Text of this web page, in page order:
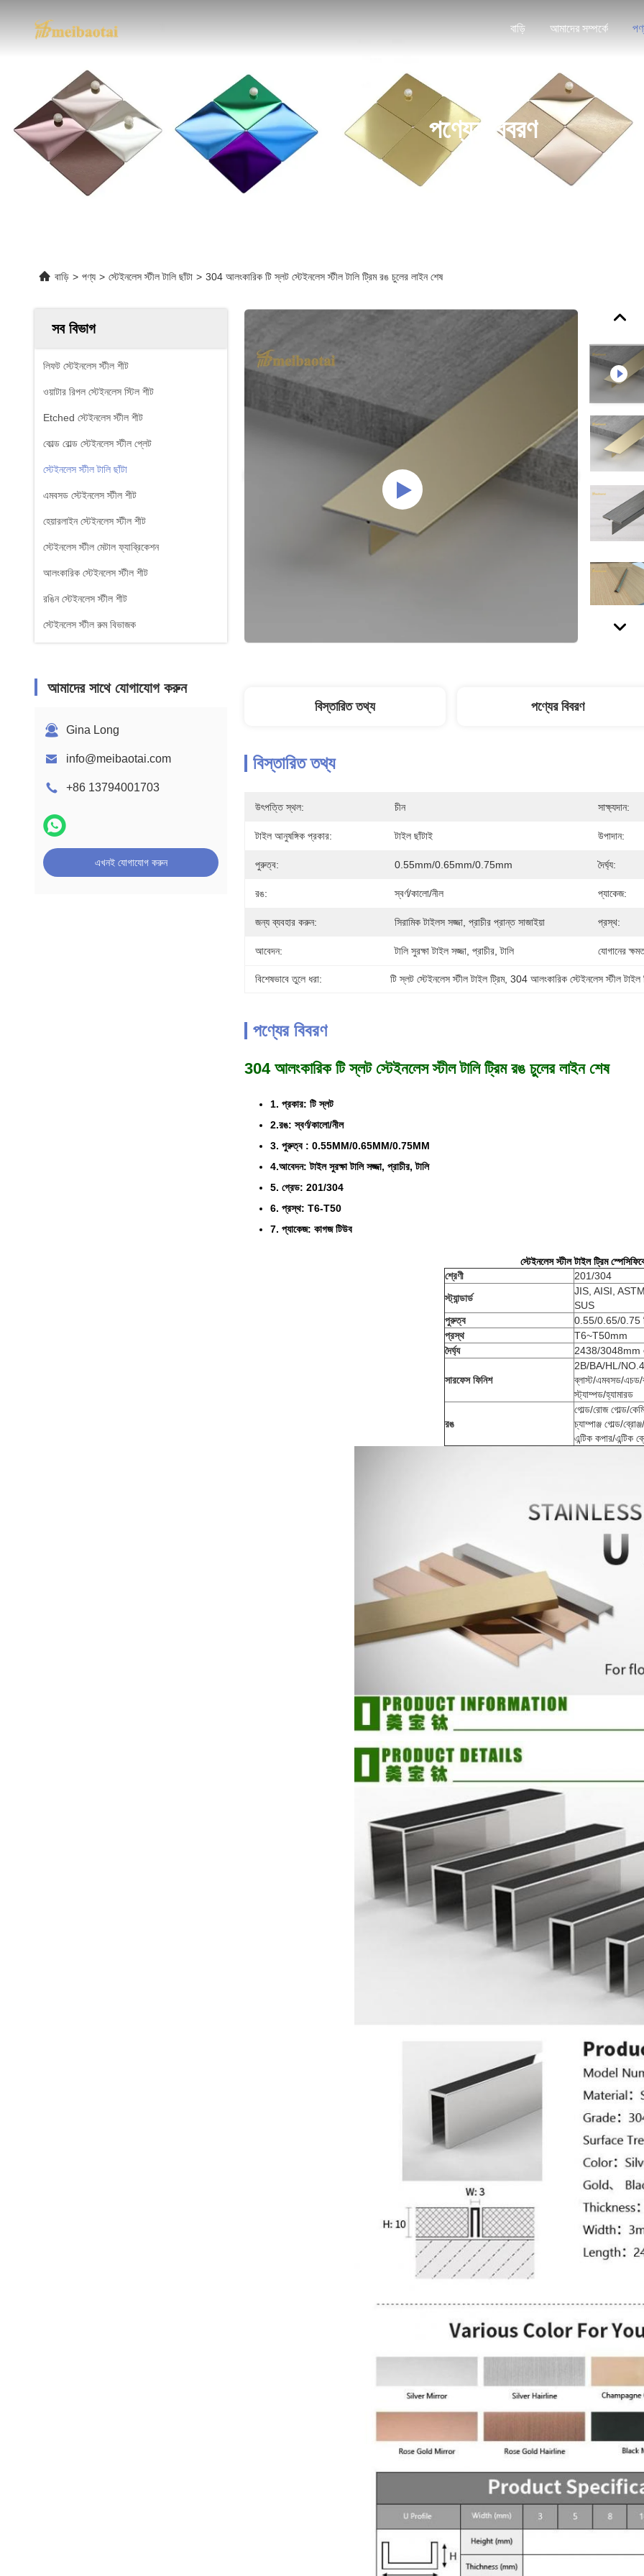
বাড়ি আমাদের সম্পর্কে
পণ্যের বিবরণ
বাড়ি > পণ্য > স্টেইনলেস স্টীল টালি ছাঁটা > 304 আলংকারিক টি স্লট স্টেইনলেস স্টীল টালি ট্রিম রঙ চুলের লাইন শেষ
সব বিভাগ
লিফট স্টেইনলেস স্টীল শীট
ওয়াটার রিপল স্টেইনলেস স্টিল শীট
Etched স্টেইনলেস স্টীল শীট
কোল্ড রোল্ড স্টেইনলেস স্টীল প্লেট
স্টেইনলেস স্টীল টালি ছাঁটা
এমবসড স্টেইনলেস স্টীল শীট
হেয়ারলাইন স্টেইনলেস স্টীল শীট
স্টেইনলেস স্টীল মেটাল ফ্যাব্রিকেশন
আলংকারিক স্টেইনলেস স্টীল শীট
রঙিন স্টেইনলেস স্টীল শীট
স্টেইনলেস স্টীল রুম বিভাজক
আমাদের সাথে যোগাযোগ করুন
Gina Long
info@meibaotai.com
+86 13794001703
এখনই যোগাযোগ করুন
বিস্তারিত তথ্য পণ্যের বিবরণ
বিস্তারিত তথ্য
উৎপত্তি স্থল: চীন সাক্ষ্যদান:
টাইল আনুষঙ্গিক প্রকার: টাইল ছাঁটাই উপাদান:
পুরুত্ব: 0.55mm/0.65mm/0.75mm দৈর্ঘ্য:
রঙ: স্বর্ণ/কালো/নীল প্যাকেজ:
জন্য ব্যবহার করুন: সিরামিক টাইলস সজ্জা, প্রাচীর প্রান্ত সাজাইয়া প্রস্থ:
আবেদন: টালি সুরক্ষা টাইল সজ্জা, প্রাচীর, টালি যোগানের
বিশেষভাবে তুলে ধরা: টি স্লট স্টেইনলেস স্টীল টাইল ট্রিম, 304 আলংকারিক স্টেইনলেস স্টীল টাইল
পণ্যের বিবরণ
304 আলংকারিক টি স্লট স্টেইনলেস স্টীল টালি ট্রিম রঙ চুলের লাইন শেষ
1. প্রকার: টি স্লট
2.রঙ: স্বর্ণ/কালো/নীল
3. পুরুত্ব : 0.55MM/0.65MM/0.75MM
4.আবেদন: টাইল সুরক্ষা টালি সজ্জা, প্রাচীর, টালি
5. গ্রেড: 201/304
6. প্রস্থ: T6-T50
7. প্যাকেজ: কাগজ টিউব
স্টেইনলেস স্টীল টাইল ট্রিম
শ্রেণী
201/304
স্ট্যান্ডার্ড
JIS, AISI,
SUS
পুরুত্ব
0.55/0.65/0.75
প্রস্থ
T6~T50mm
দৈর্ঘ্য
2438/3048mm
সারফেস ফিনিশ
2B/BA/HL/
ব্লাস্ট/এমবসড/এচড/
স্ট্যাম্পড/হ্যামারড
রঙ
গোল্ড/রোজ গোল্ড/
চ্যাম্পাঞ্জ গোল্ড/
এন্টিক কপার/এন্টিক